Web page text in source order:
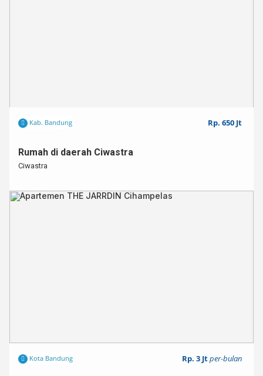
Kab. Bandung Rp. 650 Jt
Rumah di daerah Ciwastra
Ciwastra
Kota Bandung Rp. 3 Jtper-bulan